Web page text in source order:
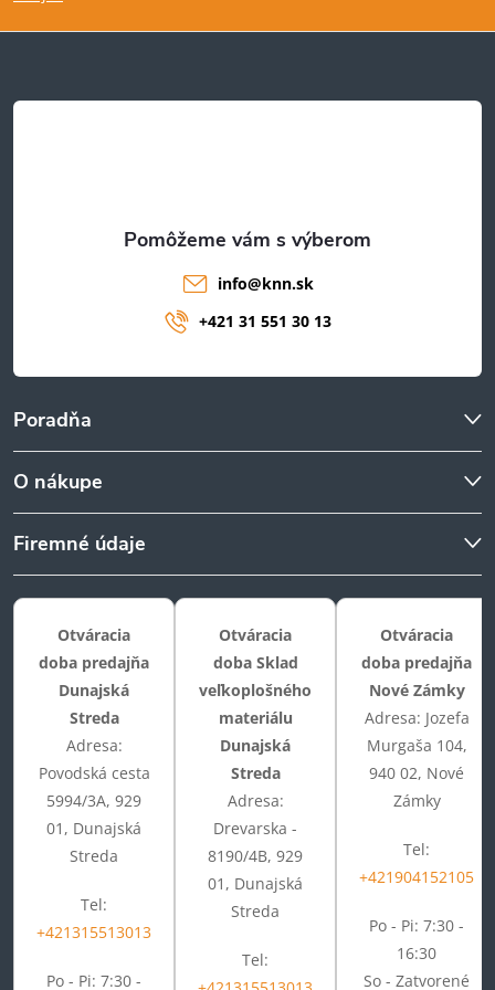
t
Poradňa
O nákupe
Firemné údaje
info@knn.sk
+421 31 551 30 13
Otváracia
doba predajňa
Dunajská
Streda
Adresa:
Povodská cesta
5994/3A, 929
01, Dunajská
Streda
Tel:
+421315513013
Po - Pi: 7:30 -
Otváracia
doba Sklad
veľkoplošného
materiálu
Dunajská
Streda
Adresa:
Drevarska -
8190/4B, 929
01, Dunajská
Streda
Tel:
Otváracia
doba predajňa
Nové Zámky
Adresa: Jozefa
Murgaša 104,
940 02, Nové
Zámky
Tel:
+421904152105
Po - Pi: 7:30 -
16:30
So - Zatvorené